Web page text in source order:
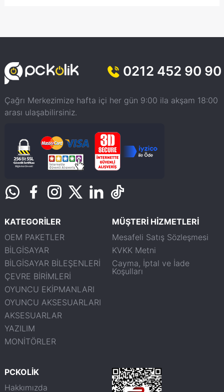
0212 452 90 90
Çağrı Merkezimize hafta içi her gün 9:00 ila akşam 18:00
arası ulaşabilirsiniz.
KATEGORİLER
OEM PAKETLER
BİLGİSAYAR
BİLGİSAYAR BİLEŞENLERİ
ÇEVRE BİRİMLERİ
OYUNCU EKİPMANLARI
OYUNCU AKSESUARLARI
AKSESUARLAR
YAZILIM
MONİTÖRLER
MÜŞTERİ HİZMETLERİ
Mesafeli Satış Sözleşmesi
KVKK Metni
Cayma, İptal ve İade
Koşulları
PCKOLİK
Hakkımızda